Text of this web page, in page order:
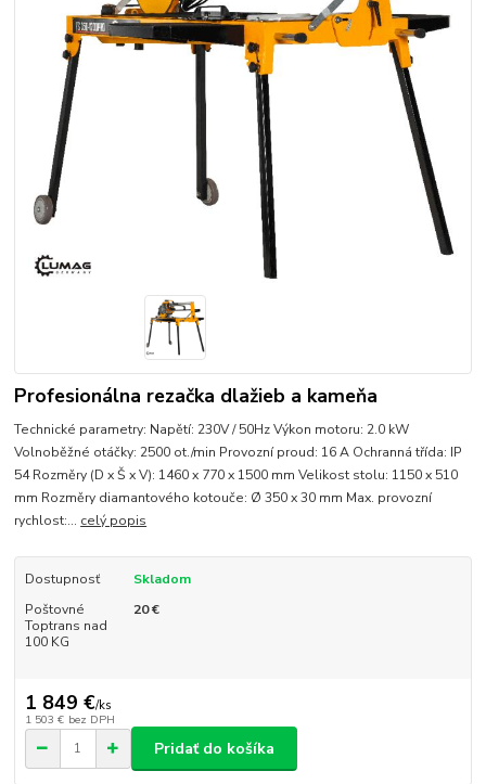
Profesionálna rezačka dlažieb a kameňa
Technické parametry: Napětí: 230V / 50Hz Výkon motoru: 2.0 kW
Volnoběžné otáčky: 2500 ot./min Provozní proud: 16 A Ochranná třída: IP
54 Rozměry (D x Š x V): 1460 x 770 x 1500 mm Velikost stolu: 1150 x 510
mm Rozměry diamantového kotouče: Ø 350 x 30 mm Max. provozní
rychlost:... celý popis
Dostupnosť
Skladom
Poštovné
Toptrans nad
100 KG
20 €
1 849 €/ks
1 503 € bez DPH
Pridať do košíka